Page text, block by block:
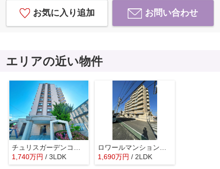
お気に入り追加 お問い合わせ
エリアの近い物件
1,740万円 / 3LDK
1,690万円 / 2LDK